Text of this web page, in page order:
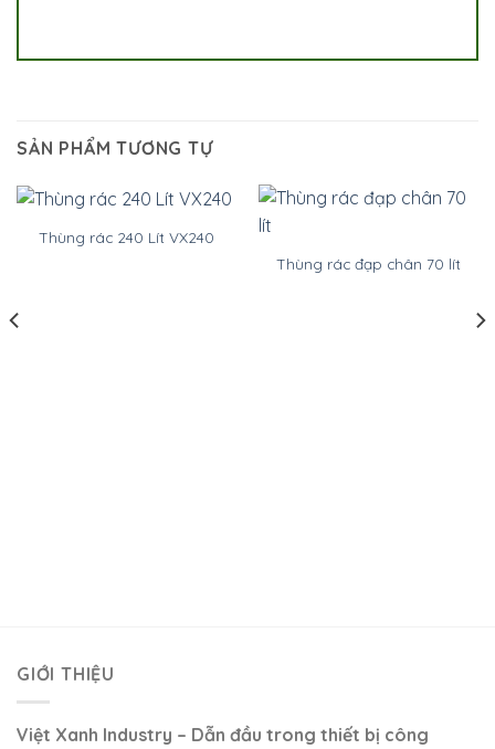
SẢN PHẨM TƯƠNG TỰ
Thùng rác 240 Lít VX240
Thùng rác đạp chân 70 lít
GIỚI THIỆU
Việt Xanh Industry – Dẫn đầu trong thiết bị công